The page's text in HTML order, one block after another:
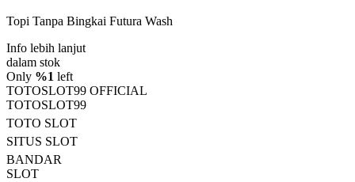
bintang,
rating
rata-
rata.
Read
13
Reviews.
Tautan
halaman
yang
sama.
Topi Tanpa Bingkai Futura Wash
Info lebih lanjut
dalam stok
Only %1 left
TOTOSLOT99 OFFICIAL
TOTOSLOT99
TOTO SLOT
SITUS SLOT
BANDAR
SLOT